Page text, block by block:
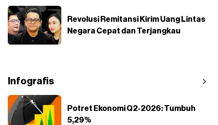
Revolusi Remitansi Kirim Uang Lintas
Negara Cepat dan Terjangkau
Infografis
Potret Ekonomi Q2-2026: Tumbuh
5,29%